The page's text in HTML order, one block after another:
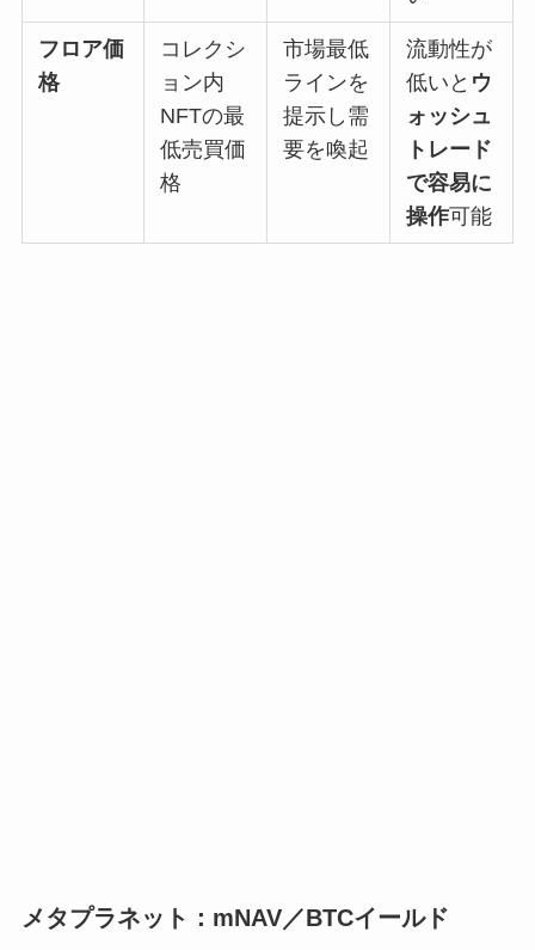
フロア価
格
コレクシ
ョン内
NFTの最
低売買価
格
市場最低
ラインを
提示し需
要を喚起
流動性が
低いと ウ
ォッシュ
トレード
で容易に
操作可能
メタプラネット：mNAV／BTCイールド